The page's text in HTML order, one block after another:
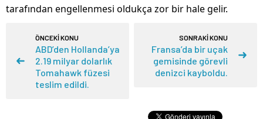
tarafından engellenmesi oldukça zor bir hale gelir.
ÖNCEKİ KONU
ABD’den Hollanda’ya
2.19 milyar dolarlık
Tomahawk füzesi
teslim edildi.
SONRAKİ KONU
Fransa’da bir uçak
gemisinde görevli
denizci kayboldu.